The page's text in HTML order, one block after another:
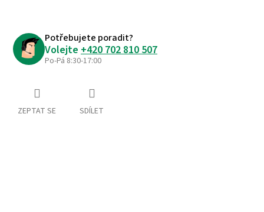
Potřebujete poradit?
Volejte +420 702 810 507
Po-Pá 8:30-17:00
ZEPTAT SE SDÍLET